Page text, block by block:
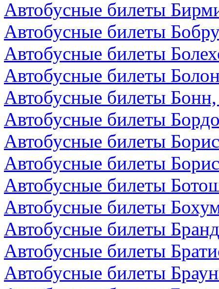
Автобусные билеты
Автобусные билеты
Автобусные билеты
Автобусные билеты
Автобусные билеты
Автобусные билеты
Автобусные билеты
Автобусные билеты
Автобусные билеты
Автобусные билеты
Автобусные билеты
Автобусные билеты
Автобусные билеты